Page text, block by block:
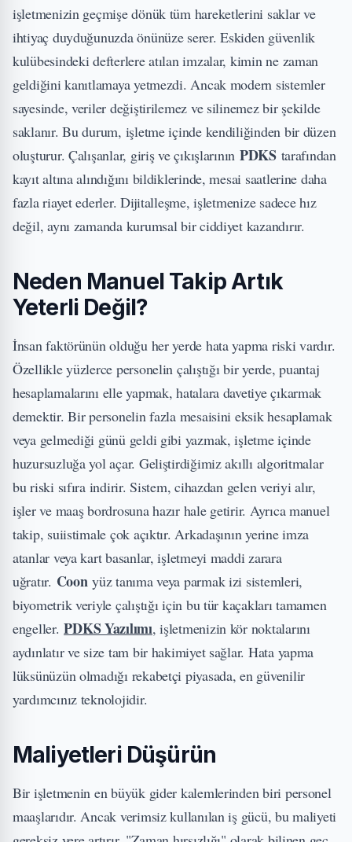
işletmenizin geçmişe dönük tüm hareketlerini saklar ve
ihtiyaç duyduğunuzda önünüze serer. Eskiden güvenlik
kulübesindeki defterlere atılan imzalar, kimin ne zaman
geldiğini kanıtlamaya yetmezdi. Ancak modern sistemler
sayesinde, veriler değiştirilemez ve silinemez bir şekilde
saklanır. Bu durum, işletme içinde kendiliğinden bir düzen
oluşturur. Çalışanlar, giriş ve çıkışlarının PDKStarafından
kayıt altına alındığını bildiklerinde, mesai saatlerine daha
fazla riayet ederler. Dijitalleşme, işletmenize sadece hız
değil, aynı zamanda kurumsal bir ciddiyet kazandırır.
Neden Manuel Takip Artık
Yeterli Değil?
İnsan faktörünün olduğu her yerde hata yapma riski vardır.
Özellikle yüzlerce personelin çalıştığı bir yerde, puantaj
hesaplamalarını elle yapmak, hatalara davetiye çıkarmak
demektir. Bir personelin fazla mesaisini eksik hesaplamak
veya gelmediği günü geldi gibi yazmak, işletme içinde
huzursuzluğa yol açar. Geliştirdiğimiz akıllı algoritmalar
bu riski sıfıra indirir. Sistem, cihazdan gelen veriyi alır,
işler ve maaş bordrosuna hazır hale getirir. Ayrıca manuel
takip, suiistimale çok açıktır. Arkadaşının yerine imza
atanlar veya kart basanlar, işletmeyi maddi zarara
uğratır. Coonyüz tanıma veya parmak izi sistemleri,
biyometrik veriyle çalıştığı için bu tür kaçakları tamamen
engeller.PDKS Yazılımı, işletmenizin kör noktalarını
aydınlatır ve size tam bir hakimiyet sağlar. Hata yapma
lüksünüzün olmadığı rekabetçi piyasada, en güvenilir
yardımcınız teknolojidir.
Maliyetleri Düşürün
Bir işletmenin en büyük gider kalemlerinden biri personel
maaşlarıdır. Ancak verimsiz kullanılan iş gücü, bu maliyeti